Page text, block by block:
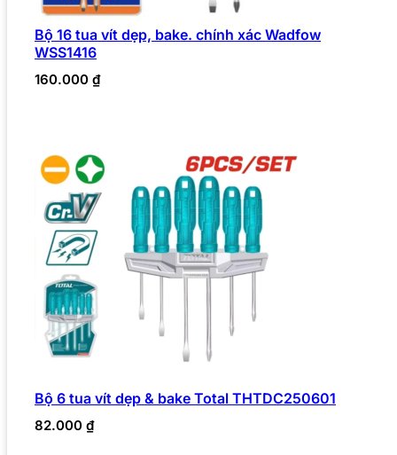
Bộ 16 tua vít dẹp, bake. chính xác Wadfow
WSS1416
160.000 ₫
Bộ 6 tua vít dẹp & bake Total THTDC250601
82.000 ₫